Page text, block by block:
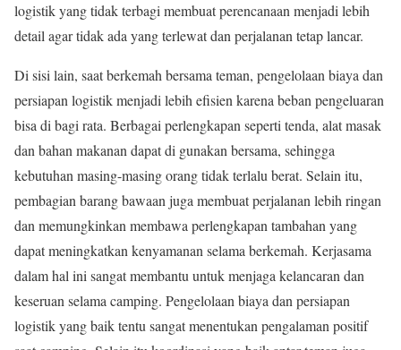
logistik yang tidak terbagi membuat perencanaan menjadi lebih
detail agar tidak ada yang terlewat dan perjalanan tetap lancar.
Di sisi lain, saat berkemah bersama teman, pengelolaan biaya dan
persiapan logistik menjadi lebih efisien karena beban pengeluaran
bisa di bagi rata. Berbagai perlengkapan seperti tenda, alat masak
dan bahan makanan dapat di gunakan bersama, sehingga
kebutuhan masing-masing orang tidak terlalu berat. Selain itu,
pembagian barang bawaan juga membuat perjalanan lebih ringan
dan memungkinkan membawa perlengkapan tambahan yang
dapat meningkatkan kenyamanan selama berkemah. Kerjasama
dalam hal ini sangat membantu untuk menjaga kelancaran dan
keseruan selama camping. Pengelolaan biaya dan persiapan
logistik yang baik tentu sangat menentukan pengalaman positif